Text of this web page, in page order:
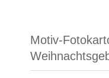
Motiv-